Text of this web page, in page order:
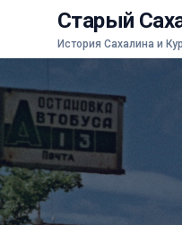
Старый
История Сахалина и